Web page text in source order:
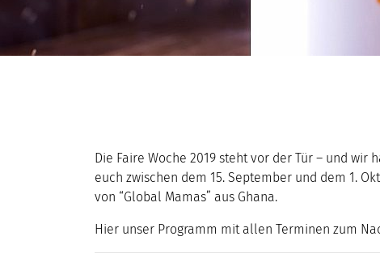
Die Faire Woche 2019 steht vor der Tür – und
euch zwischen dem 15. September und dem 1.
von “Global Mamas” aus Ghana.
Hier unser Programm mit allen Terminen zum